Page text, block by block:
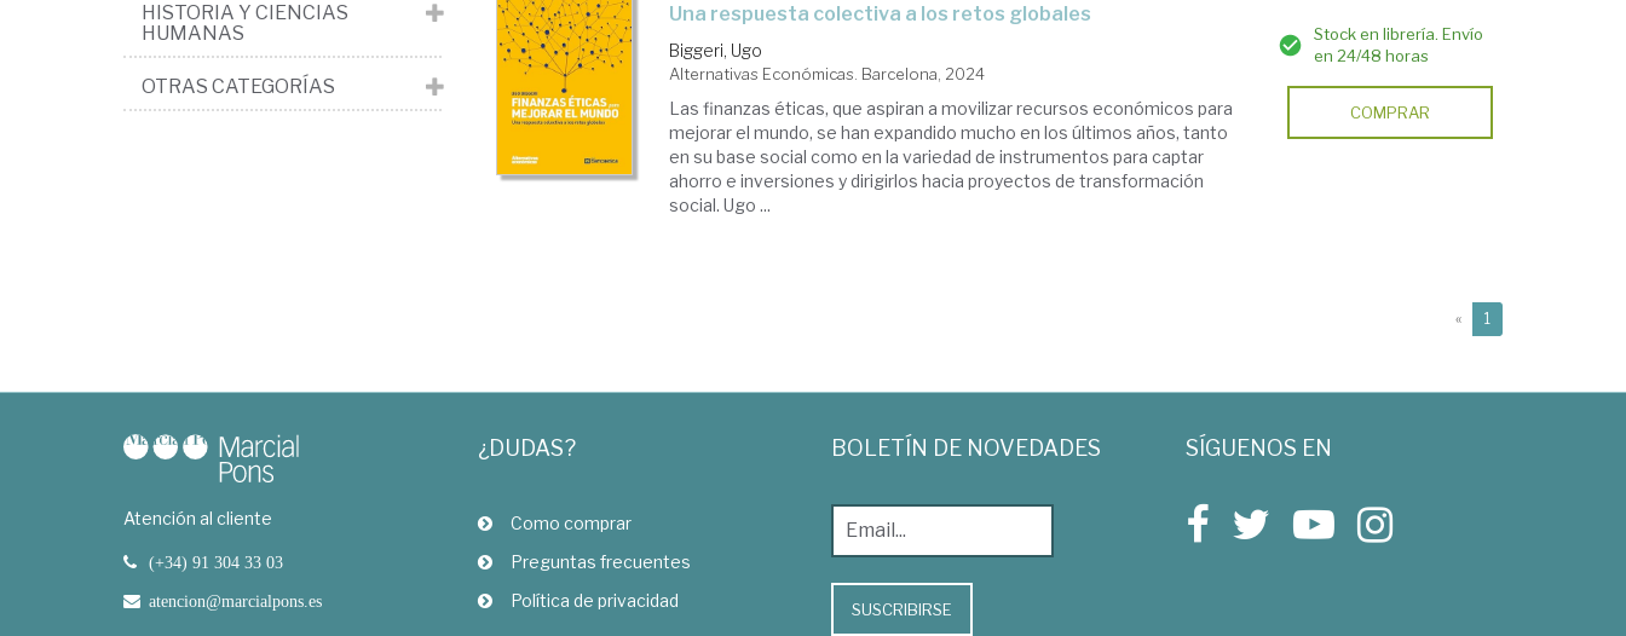
una respuesta colectiva a los retos globales
Biggeri, Ugo
Alternativas Económicas. Barcelona, 2024
Las finanzas éticas, que aspiran a movilizar recursos económicos para
mejorar el mundo, se han expandido mucho en los últimos años, tanto
en su base social como en la variedad de instrumentos para captar
ahorro e inversiones y dirigirlos hacia proyectos de transformación
social. Ugo ...
Stock en librería. Envío
en 24/48 horas
COMPRAR
« 1
HISTORIA Y CIENCIAS
HUMANAS
OTRAS CATEGORÍAS
Atención al cliente
(+34) 91 304 33 03
atencion@marcialpons.es
¿DUDAS?
Como comprar
Preguntas frecuentes
Política de privacidad
BOLETÍN DE NOVEDADES
SUSCRIBIRSE
SÍGUENOS EN